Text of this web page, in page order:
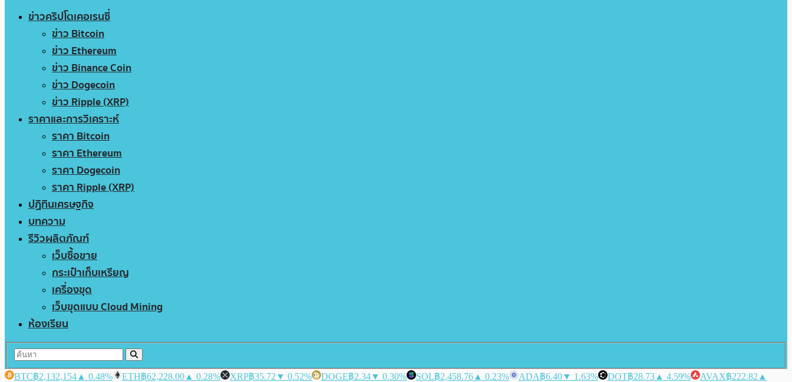
ข่าวคริปโตเคอเรนซี่
ข่าว Bitcoin
ข่าว Ethereum
ข่าว Binance Coin
ข่าว Dogecoin
ข่าว Ripple (XRP)
ราคาและการวิเคราะห์
ราคา Bitcoin
ราคา Ethereum
ราคา Dogecoin
ราคา Ripple (XRP)
ปฏิทินเศรษฐกิจ
บทความ
รีวิวผลิตภัณฑ์
เว็บซื้อขาย
กระเป๋าเก็บเหรียญ
เครื่องขุด
เว็บขุดแบบ Cloud Mining
ห้องเรียน
BTC฿2,132,154 ▲ 0.48% ETH฿62,228.00 ▲ 0.28% XRP฿35.72 ▼ 0.52% DOGE฿2.34▼ 0.30% SOL฿2,458.76 ▲ 0.23% ADA฿6.40▼ 1.63% DOT฿28.73 ▲ 4.59% AVAX฿222.82 ▲